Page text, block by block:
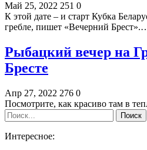
Май 25, 2022 251 0
К этой дате – и старт Кубка
гребле, пишет «Вечерний
Рыбацкий вечер на
Бресте
Апр 27, 2022 276 0
Посмотрите, как красиво там в
Интересное: